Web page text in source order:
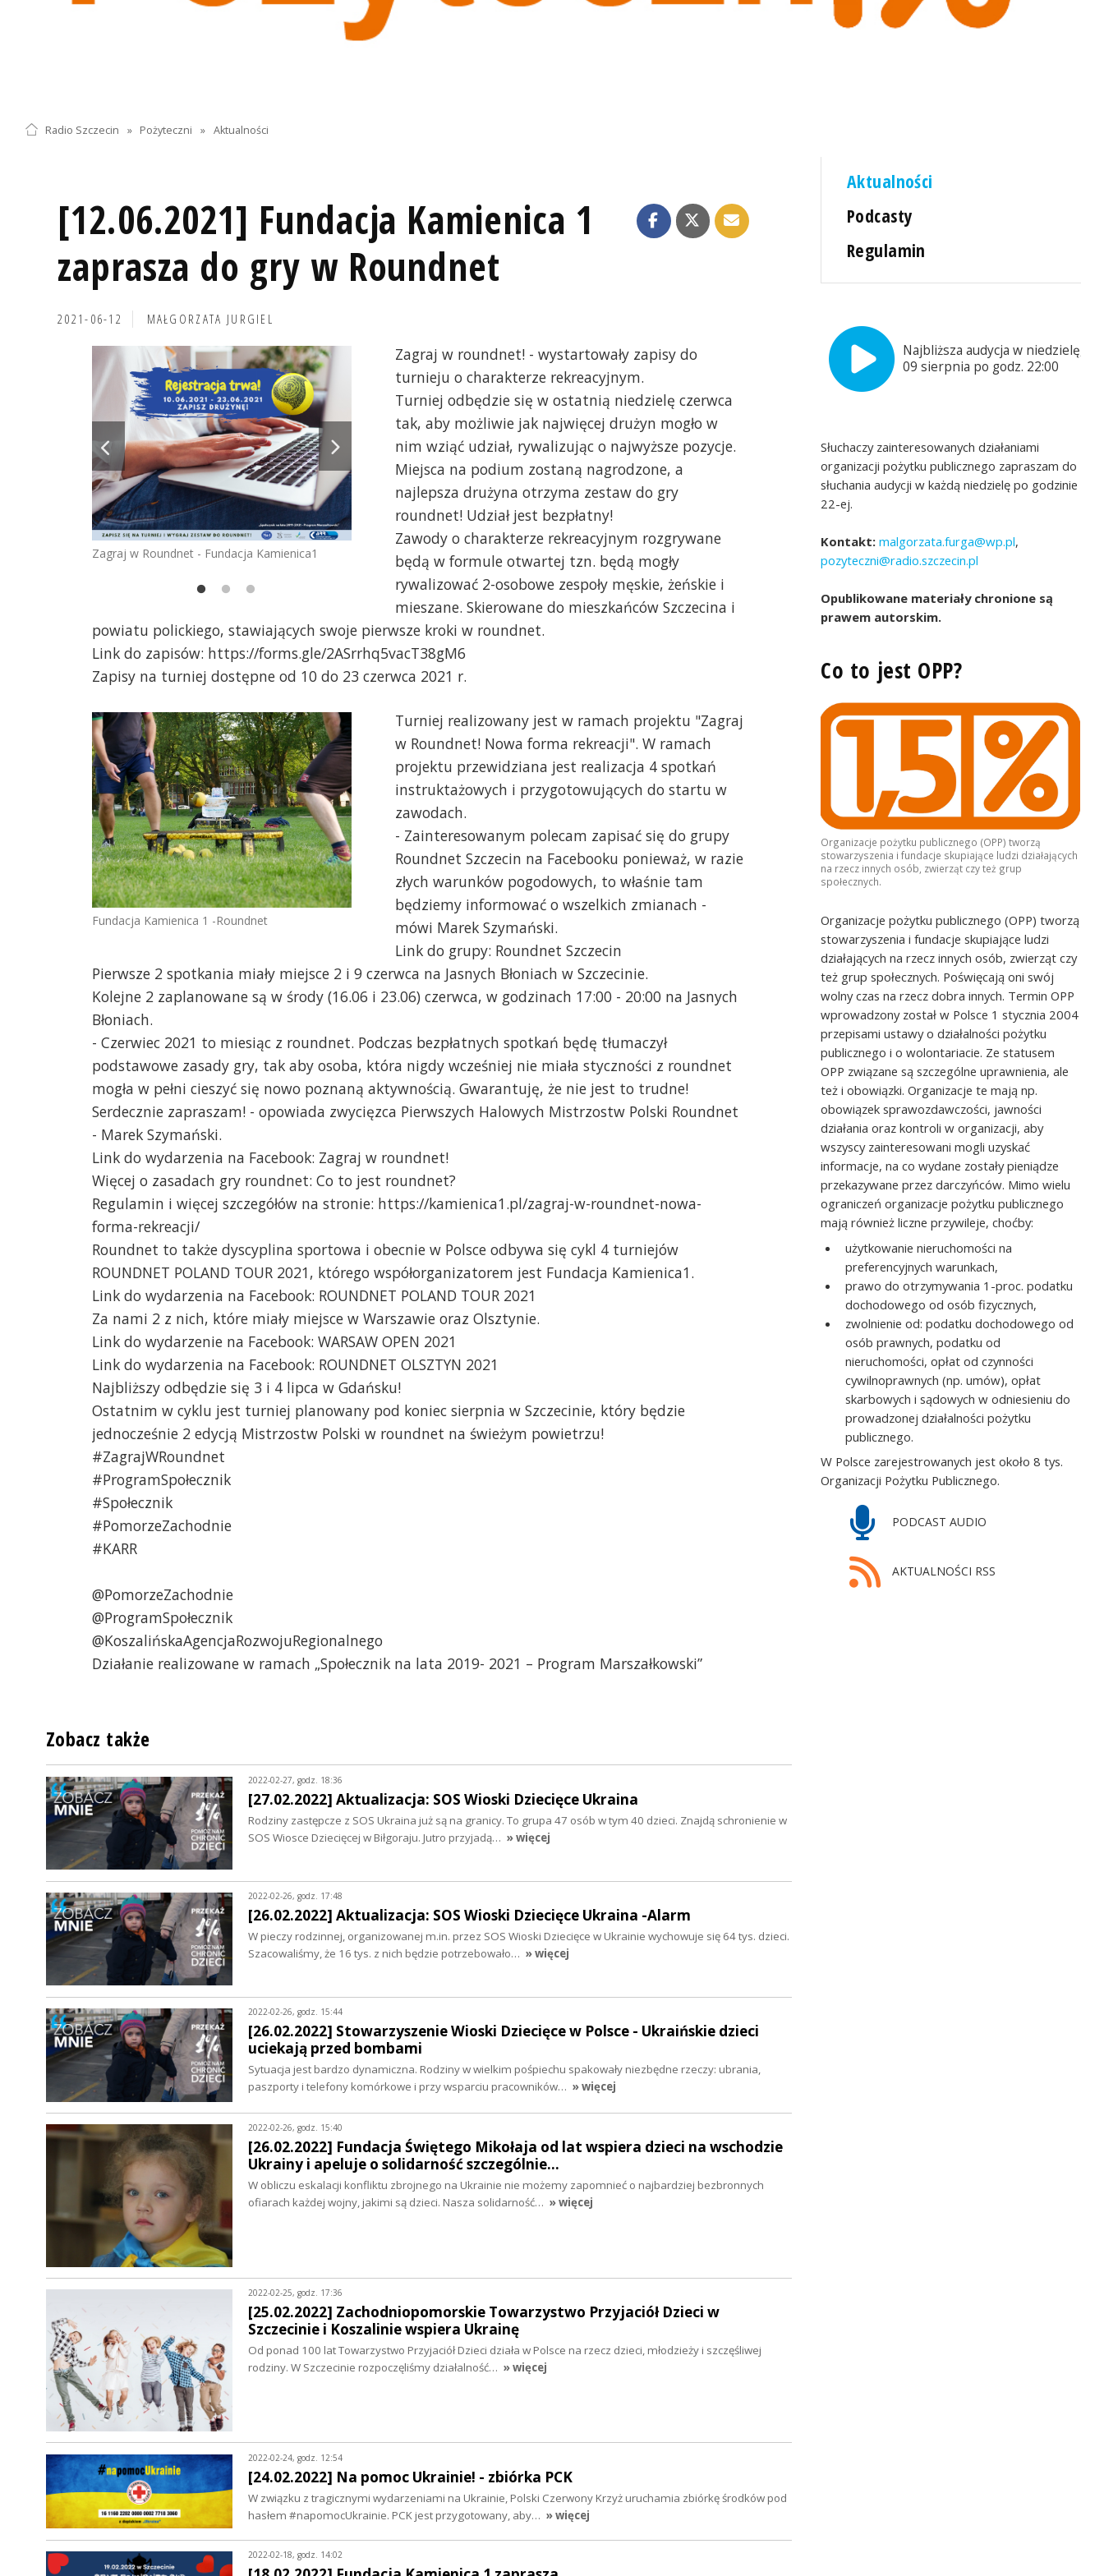
Radio Szczecin » Pożyteczni » Aktualności
[12.06.2021] Fundacja Kamienica 1
zaprasza do gry w Roundnet
2021-06-12 MAŁGORZATA JURGIEL
Zagraj w Roundnet - Fundacja Kamienica1
Fundacja Kamienica 1 - Zagraj w Roundnet na
Jasnych Błoniach
Gramy - Fundacja Kamienica 1 Zagraj w Roundnet - Fundacja Kamienica1
Zagraj w roundnet! - wystartowały zapisy do
turnieju o charakterze rekreacyjnym.
Turniej odbędzie się w ostatnią niedzielę czerwca
tak, aby możliwie jak najwięcej drużyn mogło w
nim wziąć udział, rywalizując o najwyższe pozycje.
Miejsca na podium zostaną nagrodzone, a
najlepsza drużyna otrzyma zestaw do gry
roundnet! Udział jest bezpłatny!
Zawody o charakterze rekreacyjnym rozgrywane
będą w formule otwartej tzn. będą mogły
rywalizować 2-osobowe zespoły męskie, żeńskie i
mieszane. Skierowane do mieszkańców Szczecina i
powiatu polickiego, stawiających swoje pierwsze kroki w roundnet.
Link do zapisów: https://forms.gle/2ASrrhq5vacT38gM6
Zapisy na turniej dostępne od 10 do 23 czerwca 2021 r.
Fundacja Kamienica 1 -Roundnet
Turniej realizowany jest w ramach projektu "Zagraj
w Roundnet! Nowa forma rekreacji". W ramach
projektu przewidziana jest realizacja 4 spotkań
instruktażowych i przygotowujących do startu w
zawodach.
- Zainteresowanym polecam zapisać się do grupy
Roundnet Szczecin na Facebooku ponieważ, w razie
złych warunków pogodowych, to właśnie tam
będziemy informować o wszelkich zmianach -
mówi Marek Szymański.
Link do grupy: Roundnet Szczecin
Pierwsze 2 spotkania miały miejsce 2 i 9 czerwca na Jasnych Błoniach w Szczecinie.
Kolejne 2 zaplanowane są w środy (16.06 i 23.06) czerwca, w godzinach 17:00 - 20:00 na Jasnych
Błoniach.
- Czerwiec 2021 to miesiąc z roundnet. Podczas bezpłatnych spotkań będę tłumaczył
podstawowe zasady gry, tak aby osoba, która nigdy wcześniej nie miała styczności z roundnet
mogła w pełni cieszyć się nowo poznaną aktywnością. Gwarantuję, że nie jest to trudne!
Serdecznie zapraszam! - opowiada zwycięzca Pierwszych Halowych Mistrzostw Polski Roundnet
- Marek Szymański.
Link do wydarzenia na Facebook: Zagraj w roundnet!
Więcej o zasadach gry roundnet: Co to jest roundnet?
Regulamin i więcej szczegółów na stronie: https://kamienica1.pl/zagraj-w-roundnet-nowa-
forma-rekreacji/
Roundnet to także dyscyplina sportowa i obecnie w Polsce odbywa się cykl 4 turniejów
ROUNDNET POLAND TOUR 2021, którego współorganizatorem jest Fundacja Kamienica1.
Link do wydarzenia na Facebook: ROUNDNET POLAND TOUR 2021
Za nami 2 z nich, które miały miejsce w Warszawie oraz Olsztynie.
Link do wydarzenie na Facebook: WARSAW OPEN 2021
Link do wydarzenia na Facebook: ROUNDNET OLSZTYN 2021
Najbliższy odbędzie się 3 i 4 lipca w Gdańsku!
Ostatnim w cyklu jest turniej planowany pod koniec sierpnia w Szczecinie, który będzie
jednocześnie 2 edycją Mistrzostw Polski w roundnet na świeżym powietrzu!
#ZagrajWRoundnet
#ProgramSpołecznik
#Społecznik
#PomorzeZachodnie
#KARR
@PomorzeZachodnie
@ProgramSpołecznik
@KoszalińskaAgencjaRozwojuRegionalnego
Działanie realizowane w ramach „Społecznik na lata 2019- 2021 – Program Marszałkowski”
Aktualności
Podcasty
Regulamin
Najbliższa audycja w niedzielę,
09 sierpnia po godz. 22:00
Słuchaczy zainteresowanych działaniami
organizacji pożytku publicznego zapraszam do
słuchania audycji w każdą niedzielę po godzinie
22-ej.
Kontakt: malgorzata.furga@wp.pl,
pozyteczni@radio.szczecin.pl
Opublikowane materiały chronione są
prawem autorskim.
Co to jest OPP?
Organizacje pożytku publicznego (OPP) tworzą
stowarzyszenia i fundacje skupiające ludzi działających
na rzecz innych osób, zwierząt czy też grup
społecznych.
Organizacje pożytku publicznego (OPP) tworzą
stowarzyszenia i fundacje skupiające ludzi
działających na rzecz innych osób, zwierząt czy
też grup społecznych. Poświęcają oni swój
wolny czas na rzecz dobra innych. Termin OPP
wprowadzony został w Polsce 1 stycznia 2004
przepisami ustawy o działalności pożytku
publicznego i o wolontariacie. Ze statusem
OPP związane są szczególne uprawnienia, ale
też i obowiązki. Organizacje te mają np.
obowiązek sprawozdawczości, jawności
działania oraz kontroli w organizacji, aby
wszyscy zainteresowani mogli uzyskać
informacje, na co wydane zostały pieniądze
przekazywane przez darczyńców. Mimo wielu
ograniczeń organizacje pożytku publicznego
mają również liczne przywileje, choćby:
użytkowanie nieruchomości na
preferencyjnych warunkach,
prawo do otrzymywania 1-proc. podatku
dochodowego od osób fizycznych,
zwolnienie od: podatku dochodowego od
osób prawnych, podatku od
nieruchomości, opłat od czynności
cywilnoprawnych (np. umów), opłat
skarbowych i sądowych w odniesieniu do
prowadzonej działalności pożytku
publicznego.
W Polsce zarejestrowanych jest około 8 tys.
Organizacji Pożytku Publicznego.
PODCAST AUDIO
AKTUALNOŚCI RSS
Zobacz także
2022-02-27, godz. 18:36
[27.02.2022] Aktualizacja: SOS Wioski Dziecięce Ukraina
Rodziny zastępcze z SOS Ukraina już są na granicy. To grupa 47 osób w tym 40 dzieci. Znajdą schronienie w
SOS Wiosce Dziecięcej w Biłgoraju. Jutro przyjadą… » więcej
2022-02-26, godz. 17:48
[26.02.2022] Aktualizacja: SOS Wioski Dziecięce Ukraina -Alarm
W pieczy rodzinnej, organizowanej m.in. przez SOS Wioski Dziecięce w Ukrainie wychowuje się 64 tys. dzieci.
Szacowaliśmy, że 16 tys. z nich będzie potrzebowało… » więcej
2022-02-26, godz. 15:44
[26.02.2022] Stowarzyszenie Wioski Dziecięce w Polsce - Ukraińskie dzieci
uciekają przed bombami
Sytuacja jest bardzo dynamiczna. Rodziny w wielkim pośpiechu spakowały niezbędne rzeczy: ubrania,
paszporty i telefony komórkowe i przy wsparciu pracowników… » więcej
2022-02-26, godz. 15:40
[26.02.2022] Fundacja Świętego Mikołaja od lat wspiera dzieci na wschodzie
Ukrainy i apeluje o solidarność szczególnie…
W obliczu eskalacji konfliktu zbrojnego na Ukrainie nie możemy zapomnieć o najbardziej bezbronnych
ofiarach każdej wojny, jakimi są dzieci. Nasza solidarność… » więcej
2022-02-25, godz. 17:36
[25.02.2022] Zachodniopomorskie Towarzystwo Przyjaciół Dzieci w
Szczecinie i Koszalinie wspiera Ukrainę
Od ponad 100 lat Towarzystwo Przyjaciół Dzieci działa w Polsce na rzecz dzieci, młodzieży i szczęśliwej
rodziny. W Szczecinie rozpoczęliśmy działalność… » więcej
2022-02-24, godz. 12:54
[24.02.2022] Na pomoc Ukrainie! - zbiórka PCK
W związku z tragicznymi wydarzeniami na Ukrainie, Polski Czerwony Krzyż uruchamia zbiórkę środków pod
hasłem #napomocUkrainie. PCK jest przygotowany, aby… » więcej
2022-02-18, godz. 14:02